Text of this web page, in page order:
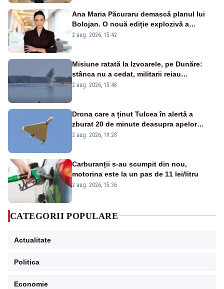
Ana Maria Păcuraru demască planul lui
Bolojan. O nouă ediție explozivă a
emisiunii „Miza Zilei” la Realitatea PLUS
2 aug. 2026, 15:42
Misiune ratată la Izvoarele, pe Dunăre:
stânca nu a cedat, militarii reiau
detonările luni – VIDEO
2 aug. 2026, 15:48
Drona care a ținut Tulcea în alertă a
zburat 20 de minute deasupra apelor
României. Au fost ridicate două F-16
2 aug. 2026, 19:28
Carburanții s-au scumpit din nou,
motorina este la un pas de 11 lei/litru
2 aug. 2026, 15:36
CATEGORII POPULARE
Actualitate
Politica
Economie